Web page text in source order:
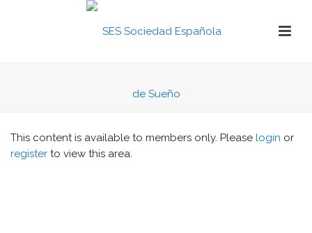
This content is available to members only. Please login or
register to view this area.